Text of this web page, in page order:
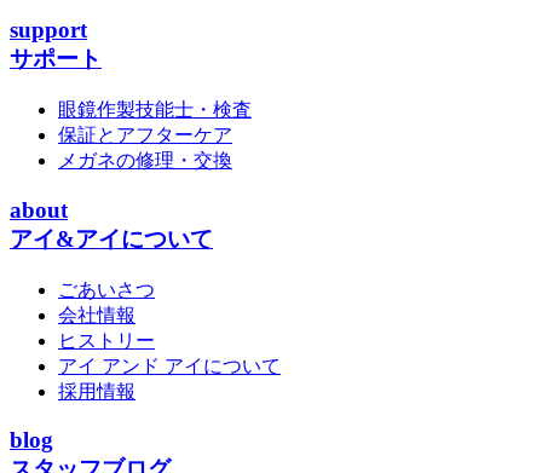
support
サポート
眼鏡作製技能士・検査
保証とアフターケア
メガネの修理・交換
about
アイ&アイについて
ごあいさつ
会社情報
ヒストリー
アイ アンド アイについて
採用情報
blog